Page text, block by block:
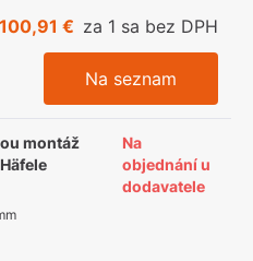
€ za 1 sa bez DPH
Na seznam
montáž
Na
objednání u
dodavatele